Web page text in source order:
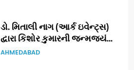
ડો. મિતાલી નાગ (આર્ક ઇવેન્ટ્સ)
દ્વારા કિશોર કુમારની જન્મજયંતિ
નિમિત્તે સંગીતમય શ્રદ્ધાંજલિ
AHMEDABAD